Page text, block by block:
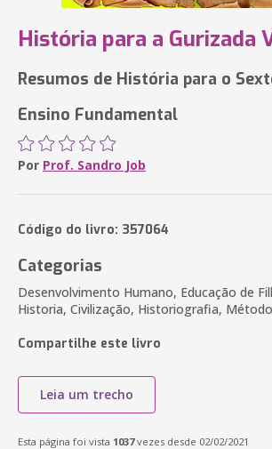
História para a Gurizada
Resumos de História para o
Ensino Fundamental
Por Prof. Sandro Job
Código do livro: 357064
Categorias
Desenvolvimento Humano, Educação de
Historia, Civilização, Historiografia,
Compartilhe este livro
Leia um trecho
Esta página foi vista 1037vezes desde 02/02/2021